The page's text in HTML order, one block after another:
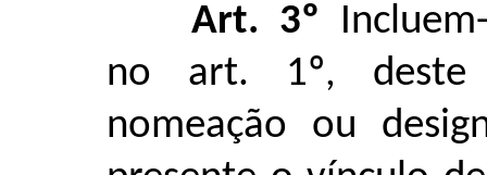
Art. 3º
no art. 1º, deste
nomeação ou